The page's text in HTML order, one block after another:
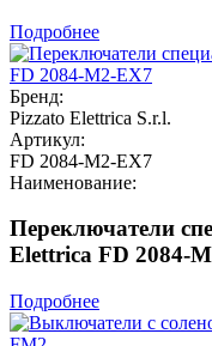
Подробнее
Бренд:
Pizzato Elettrica S.r.l.
Артикул:
FD 2084-M2-EX7
Наименование:
Переключатели
Elettrica FD 2084-
Подробнее